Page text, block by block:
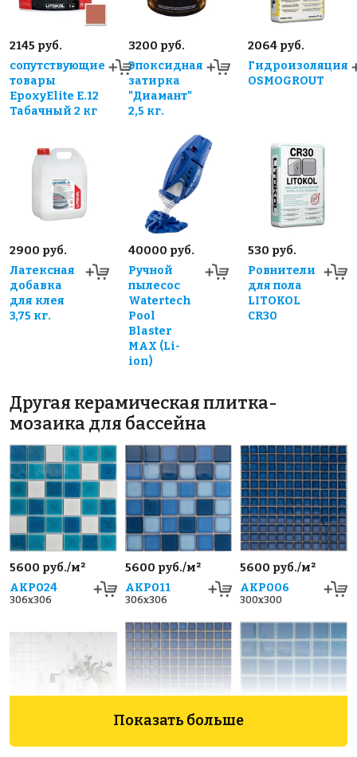
2145 руб.
сопутствующие
товары
EpoxyElite E.12
Табачный 2 кг
3200 руб.
Эпоксидная
затирка
"Диамант"
2,5 кг.
2064 руб.
Гидроизоляция
OSMOGROUT
2900 руб.
Латексная
добавка
для клея
3,75 кг.
40000 руб.
Ручной
пылесос
Watertech
Pool
Blaster
MAX (Li-
ion)
530 руб.
Ровнители
для пола
LITOKOL
CR30
Другая керамическая плитка-
мозаика для бассейна
5600 руб./м²
AKP024
306x306
5600 руб./м²
AKP011
306x306
5600 руб./м²
AKP006
300x300
4500 руб./м²
5600 руб./м²
5600 руб./м²
Показать больше